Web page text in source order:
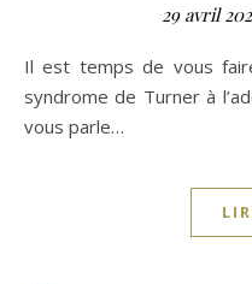
29 avril
Il est temps de vous faire un petit bilan sur le suivi du
syndrome de Turner à
vous parle…